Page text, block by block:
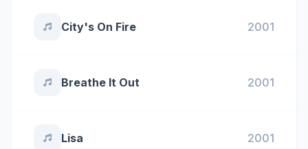
City's On Fire 2001
Breathe It Out 2001
Lisa 2001